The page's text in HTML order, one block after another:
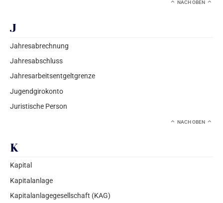
NACH OBEN
J
Jahresabrechnung
Jahresabschluss
Jahresarbeitsentgeltgrenze
Jugendgirokonto
Juristische Person
NACH OBEN
K
Kapital
Kapitalanlage
Kapitalanlagegesellschaft (KAG)